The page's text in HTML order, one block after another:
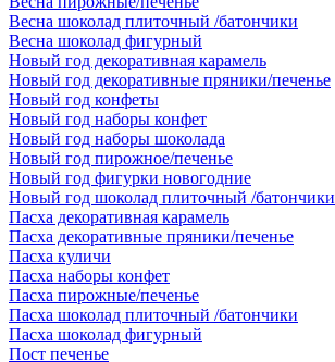
Весна шоколад плиточный /батончики
Весна шоколад фигурный
Новый год декоративная карамель
Новый год декоративные пряники/печенье
Новый год конфеты
Новый год наборы конфет
Новый год наборы шоколада
Новый год пирожное/печенье
Новый год фигурки новогодние
Новый год шоколад плиточный /батончики
Пасха декоративная карамель
Пасха декоративные пряники/печенье
Пасха куличи
Пасха наборы конфет
Пасха пирожные/печенье
Пасха шоколад плиточный /батончики
Пасха шоколад фигурный
Пост печенье